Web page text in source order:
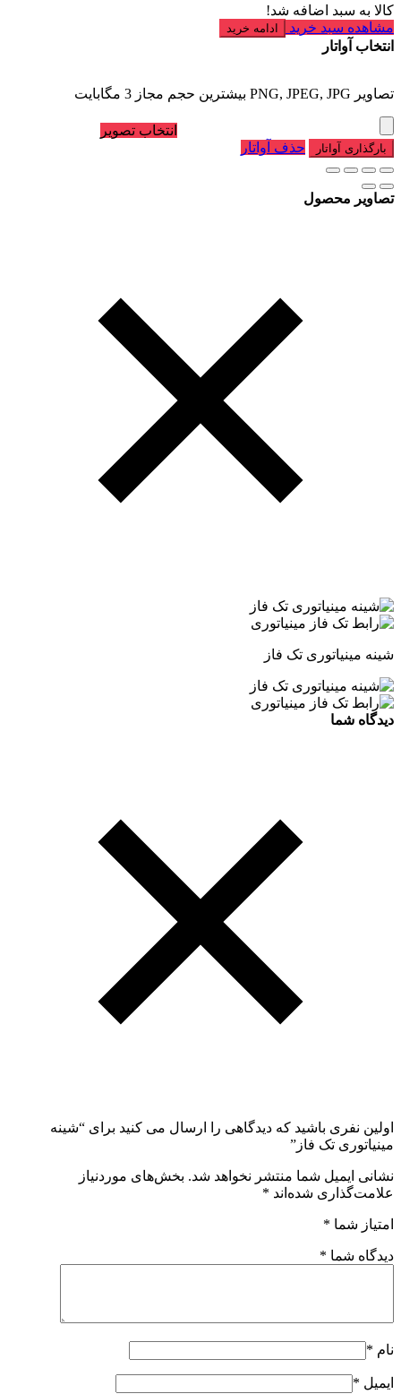
کالا به سبد اضافه شد!
مشاهده سبد خرید
ادامه خرید
انتخاب آواتار
تصاویر PNG, JPEG, JPG بیشترین حجم مجاز 3 مگابایت
انتخاب تصویر
بارگذاری آواتار حذف آواتار
تصاویر محصول
شینه مینیاتوری تک فاز
دیدگاه شما
اولین نفری باشید که دیدگاهی را ارسال می کنید برای “شینه
مینیاتوری تک فاز”
نشانی ایمیل شما منتشر نخواهد شد. بخش‌های موردنیاز
علامت‌گذاری شده‌اند *
امتیاز شما *
دیدگاه شما *
نام *
ایمیل *